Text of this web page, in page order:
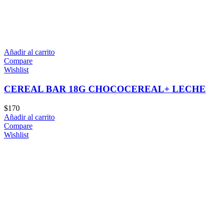
Añadir al carrito
Compare
Wishlist
CEREAL BAR 18G CHOCOCEREAL+ LECHE
$170
Añadir al carrito
Compare
Wishlist